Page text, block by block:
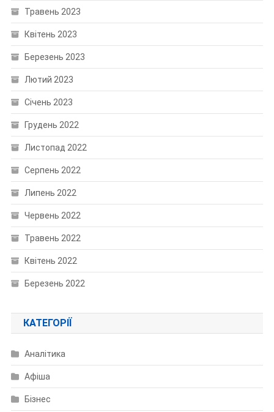
Травень 2023
Квітень 2023
Березень 2023
Лютий 2023
Січень 2023
Грудень 2022
Листопад 2022
Серпень 2022
Липень 2022
Червень 2022
Травень 2022
Квітень 2022
Березень 2022
КАТЕГОРІЇ
Аналітика
Афіша
Бізнес